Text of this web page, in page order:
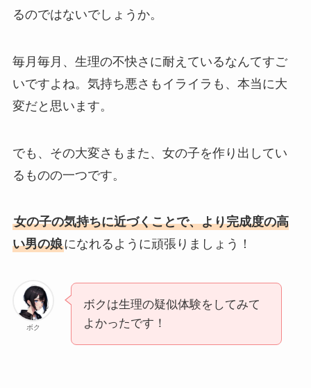
るのではないでしょうか。
毎月毎月、生理の不快さに耐えているなんてすご
いですよね。気持ち悪さもイライラも、本当に大
変だと思います。
でも、その大変さもまた、女の子を作り出してい
るものの一つです。
女の子の気持ちに近づくことで、より完成度の高
い男の娘になれるように頑張りましょう！
ボク
ボクは生理の疑似体験をしてみて
よかったです！